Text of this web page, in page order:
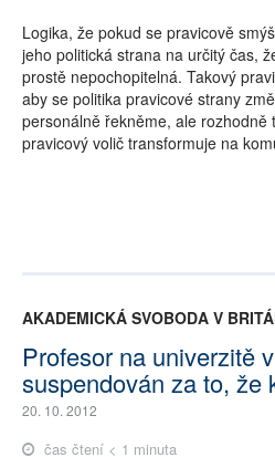
Logika, že pokud se pravicově
jeho politická strana na určitý čas,
prostě nepochopitelná. Takový
aby se politika pravicové strany
personálně řekněme, ale rozhodně
pravicový volič transformuje na
AKADEMICKÁ SVOBODA V
Profesor na univerzitě
suspendován za to, že
20. 10. 2012
čas čtení < 1 minuta